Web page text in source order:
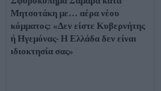
Μητσοτάκη με… αέρα νέου
κόμματος: «Δεν είστε Κυβερνήτης
ή Ηγεμόνας- Η Ελλάδα δεν είναι
ιδιοκτησία σας»